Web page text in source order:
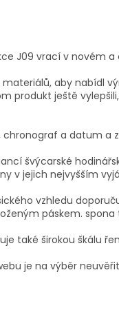
J09 vrací v novém
aby nabídl
produkt ještě
a datum a
švýcarské
v jejich nejvyšším
vzhledu
páskem. spona
také širokou škálu
je na výběr